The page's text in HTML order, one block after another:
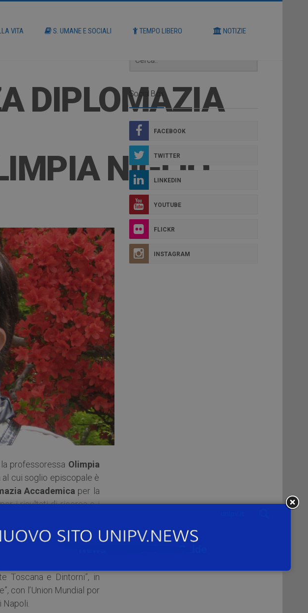
VITA S. UMANE E SOCIALI TEMPO LIBERO NOTIZIE
DIPLOMAZIA
NIGLIO
professoressa Olimpia
cui soglio episcopale è
Accademica per la
i risultati di ricerca e i
supporto delle comunità
scolastica.
Toscana e Dintorni”, in
con l’Union Mundial por
Social Box
FACEBOOK
TWITTER
LINKEDIN
YOUTUBE
FLICKR
INSTAGRAM